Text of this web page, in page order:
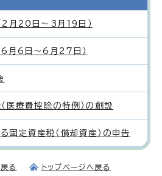
2月20日〜3月19日）
6月6日〜6月27日）
医療費控除の特例）の創設
固定資産税（償却資産）の申告
る トップページへ戻る